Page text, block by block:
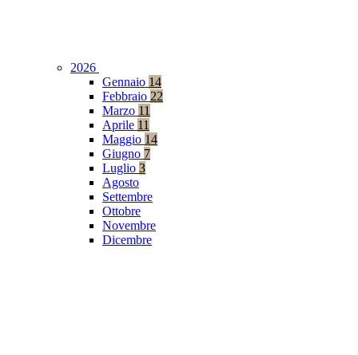
2026
Gennaio 14
Febbraio 22
Marzo 11
Aprile 11
Maggio 14
Giugno 7
Luglio 3
Agosto
Settembre
Ottobre
Novembre
Dicembre